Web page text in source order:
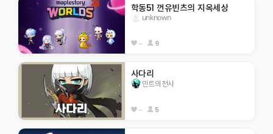
학동51 껀유빈츠의 지옥세상
unknown
-- 9
사다리
민트의전사
-- 5